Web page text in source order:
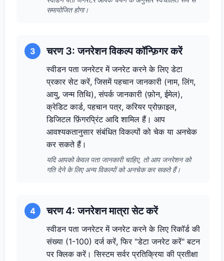
समायोजित होगा।
3 चरण 3: जनरेशन विकल्प कॉन्फ़िगर करें
स्वीडन पता जनरेटर में जनरेट करने के लिए डेटा
प्रकार सेट करें, जिसमें पहचान जानकारी (नाम, लिंग,
आयु, जन्म तिथि), संपर्क जानकारी (फ़ोन, ईमेल),
क्रेडिट कार्ड, पहचान पत्र, करियर प्रोफ़ाइल,
डिजिटल फ़िंगरप्रिंट आदि शामिल हैं। आप
आवश्यकतानुसार संबंधित विकल्पों को चेक या अनचेक
कर सकते हैं।
यदि आपको केवल पता जानकारी चाहिए, तो आप जनरेशन को
गति देने के लिए अन्य विकल्पों को अनचेक कर सकते हैं।
4 चरण 4: जनरेशन मात्रा सेट करें
स्वीडन पता जनरेटर में जनरेट करने के लिए रिकॉर्ड की
संख्या (1-100) दर्ज करें, फिर "डेटा जनरेट करें" बटन
पर क्लिक करें। सिस्टम सर्वर प्रतिक्रिया की प्रतीक्षा